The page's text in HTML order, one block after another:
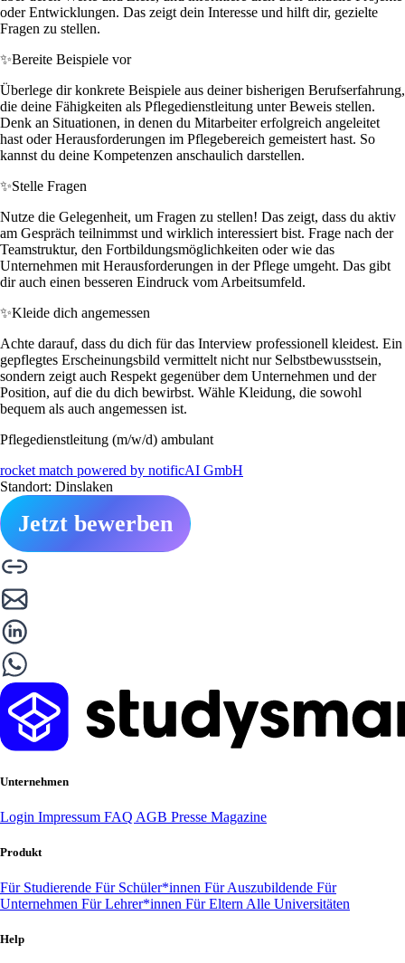
oder Entwicklungen. Das zeigt dein Interesse und hilft dir, gezielte
Fragen zu stellen.
✨Bereite Beispiele vor
Überlege dir konkrete Beispiele aus deiner bisherigen Berufserfahrung,
die deine Fähigkeiten als Pflegedienstleitung unter Beweis stellen.
Denk an Situationen, in denen du Mitarbeiter erfolgreich angeleitet
hast oder Herausforderungen im Pflegebereich gemeistert hast. So
kannst du deine Kompetenzen anschaulich darstellen.
✨Stelle Fragen
Nutze die Gelegenheit, um Fragen zu stellen! Das zeigt, dass du aktiv
am Gespräch teilnimmst und wirklich interessiert bist. Frage nach der
Teamstruktur, den Fortbildungsmöglichkeiten oder wie das
Unternehmen mit Herausforderungen in der Pflege umgeht. Das gibt
dir auch einen besseren Eindruck vom Arbeitsumfeld.
✨Kleide dich angemessen
Achte darauf, dass du dich für das Interview professionell kleidest. Ein
gepflegtes Erscheinungsbild vermittelt nicht nur Selbstbewusstsein,
sondern zeigt auch Respekt gegenüber dem Unternehmen und der
Position, auf die du dich bewirbst. Wähle Kleidung, die sowohl
bequem als auch angemessen ist.
Pflegedienstleitung (m/w/d) ambulant
rocket match powered by notificAI GmbH
Standort: Dinslaken
Jetzt bewerben
Unternehmen
Login Impressum FAQ AGB Presse Magazine
Produkt
Für Studierende Für Schüler*innen Für Auszubildende Für
Unternehmen Für Lehrer*innen Für Eltern Alle Universitäten
Help